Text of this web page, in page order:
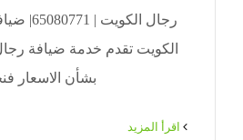
رجال
الكويت تقدم خدمة ضيافة
بشأن الاسعار